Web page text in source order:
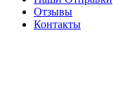
Отзывы
Контакты